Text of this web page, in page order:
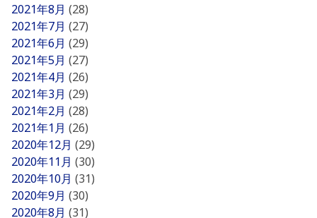
2021年8月 (28)
2021年7月 (27)
2021年6月 (29)
2021年5月 (27)
2021年4月 (26)
2021年3月 (29)
2021年2月 (28)
2021年1月 (26)
2020年12月 (29)
2020年11月 (30)
2020年10月 (31)
2020年9月 (30)
2020年8月 (31)